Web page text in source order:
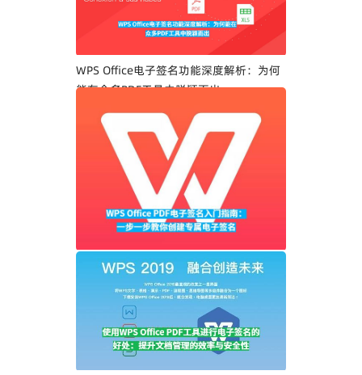
WPS Office电子签名功能深度解析：为何
能在众多PDF工具中脱颖而出
WPS Office PDF电子签名入门指南：一步
一步教你创建专属电子签名